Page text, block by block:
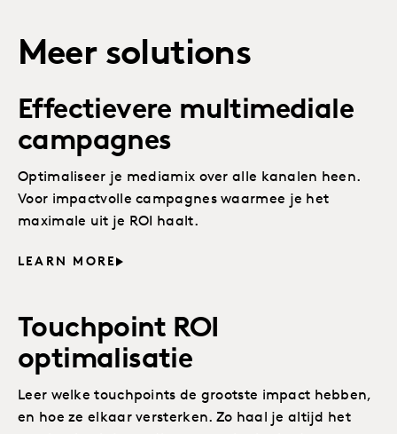
Meer solutions
Effectievere multimediale
campagnes
Optimaliseer je mediamix over alle kanalen heen.
Voor impactvolle campagnes waarmee je het
maximale uit je ROI haalt.
LEARN MORE
Touchpoint ROI
optimalisatie
Leer welke touchpoints de grootste impact hebben,
en hoe ze elkaar versterken. Zo haal je altijd het